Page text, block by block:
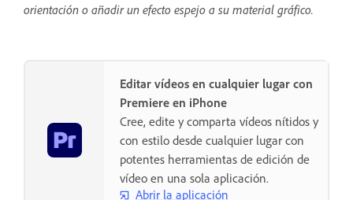
orientación o añadir un efecto espejo a su material gráfico.
Editar vídeos en cualquier lugar con
Premiere en iPhone
Cree, edite y comparta vídeos nítidos y
con estilo desde cualquier lugar con
potentes herramientas de edición de
vídeo en una sola aplicación.
Abrir la aplicación